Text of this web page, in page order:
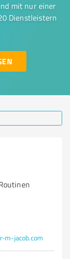
mit nur einer
Dienstleistern
m-jacob.com